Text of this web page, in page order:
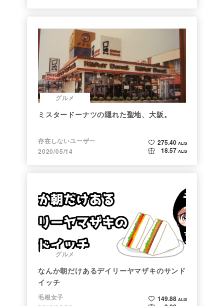
グルメ
ミスタードーナツの隠れた聖地、大阪。
存在しないユーザー
2020/05/14
275.40 ALIS
18.57 ALIS
グルメ
なんか朝だけあるデイリーヤマザキのサンド
イッチ
毛根女子
149.88 ALIS